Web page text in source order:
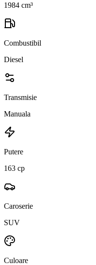
1984 cm³
Combustibil
Diesel
Transmisie
Manuala
Putere
163 cp
Caroserie
SUV
Culoare